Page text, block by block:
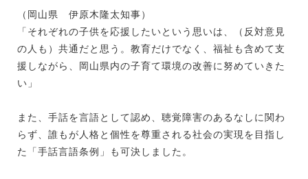
（岡山県 伊原木隆太知事）
「それぞれの子供を応援したいという思いは、（反対意見
の人も）共通だと思う。教育だけでなく、福祉も含めて支
援しながら、岡山県内の子育て環境の改善に努めていきた
い」
また、手話を言語として認め、聴覚障害のあるなしに関わ
らず、誰もが人格と個性を尊重される社会の実現を目指し
た「手話言語条例」も可決しました。